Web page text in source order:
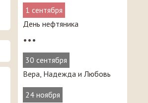
1 сентября
День нефтяника
•••
30 сентября
Вера, Надежда и Любовь
24 ноября